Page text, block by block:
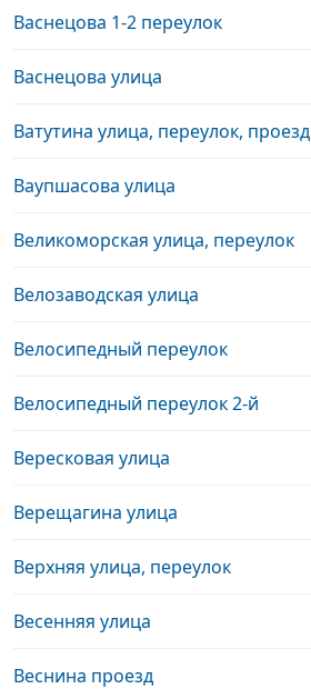
Васнецова 1-2 переулок
Васнецова улица
Ватутина улица, переулок, проезд
Ваупшасова улица
Великоморская улица, переулок
Велозаводская улица
Велосипедный переулок
Велосипедный переулок 2-й
Вересковая улица
Верещагина улица
Верхняя улица, переулок
Весенняя улица
Веснина проезд